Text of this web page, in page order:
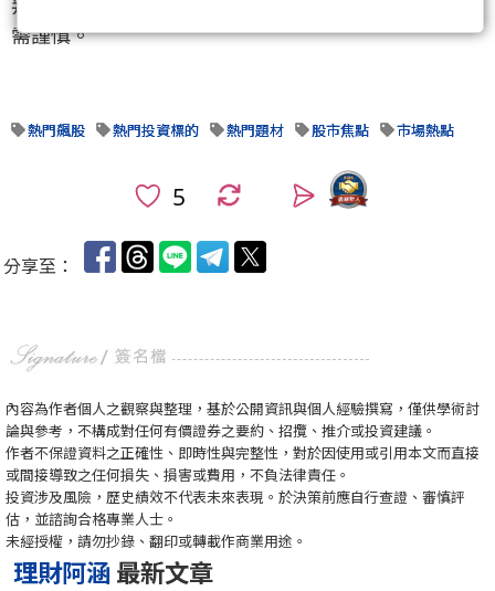
需謹慎。
熱門飆股 熱門投資標的 熱門題材 股市焦點 市場熱點
分享至：
內容為作者個人之觀察與整理，基於公開資訊與個人經驗撰寫，僅供學術討
論與參考，不構成對任何有價證券之要約、招攬、推介或投資建議。
作者不保證資料之正確性、即時性與完整性，對於因使用或引用本文而直接
或間接導致之任何損失、損害或費用，不負法律責任。
投資涉及風險，歷史績效不代表未來表現。於決策前應自行查證、審慎評
估，並諮詢合格專業人士。
未經授權，請勿抄錄、翻印或轉載作商業用途。
理財阿涵 最新文章